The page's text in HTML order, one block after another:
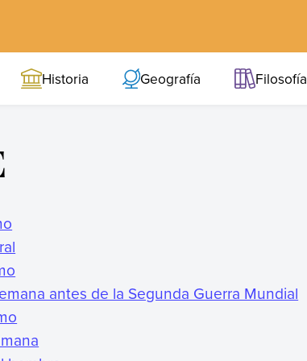
Historia Geografía Filosofía
antes de la Segunda Guerra Mundial